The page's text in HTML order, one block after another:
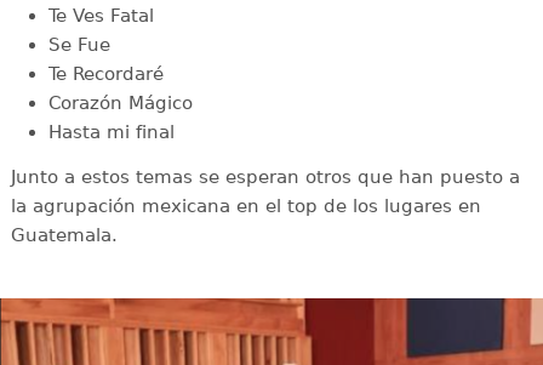
Te Ves Fatal
Se Fue
Te Recordaré
Corazón Mágico
Hasta mi final
Junto a estos temas se esperan otros que han puesto a
la agrupación mexicana en el top de los lugares en
Guatemala.